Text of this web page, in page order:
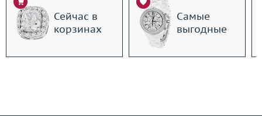
Сейчас в
корзинах
Самые
выгодные